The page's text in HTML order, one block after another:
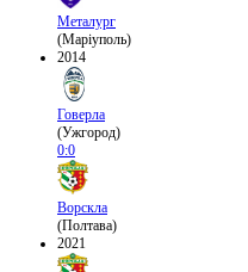
Металург
(Маріуполь)
2014
Говерла
(Ужгород)
0:0
Ворскла
(Полтава)
2021